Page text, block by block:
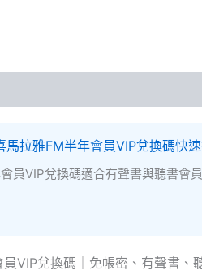
馬拉雅FM半年會員VIP兌換碼快
員VIP兌換碼適合有聲書與聽書會
VIP兌換碼｜免帳密、有聲書、